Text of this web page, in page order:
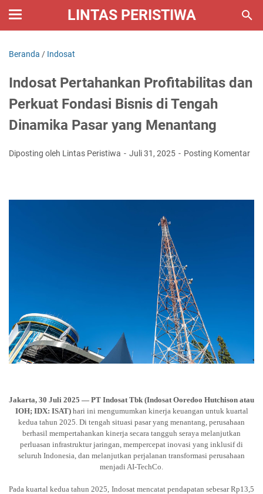
LINTAS PERISTIWA
Beranda / Indosat
Indosat Pertahankan Profitabilitas dan
Perkuat Fondasi Bisnis di Tengah
Dinamika Pasar yang Menantang
Diposting oleh Lintas Peristiwa Juli 31, 2025 Posting Komentar
Jakarta, 30 Juli 2025 — PT Indosat Tbk (Indosat Ooredoo Hutchison atau
IOH; IDX: ISAT) hari ini mengumumkan kinerja keuangan untuk kuartal
kedua tahun 2025. Di tengah situasi pasar yang menantang, perusahaan
berhasil mempertahankan kinerja secara tangguh seraya melanjutkan
perluasan infrastruktur jaringan, mempercepat inovasi yang inklusif di
seluruh Indonesia, dan melanjutkan perjalanan transformasi perusahaan
menjadi AI-TechCo.
Pada kuartal kedua tahun 2025, Indosat mencatat pendapatan sebesar Rp13,5